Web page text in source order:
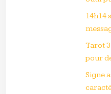
14h14
Tarot
pour
Signe